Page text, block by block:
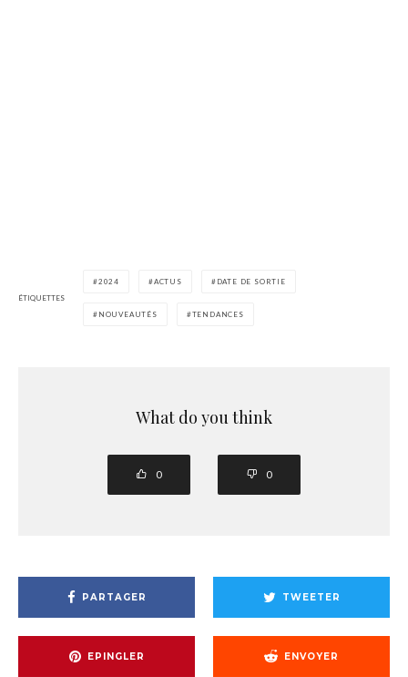
ÉTIQUETTES
2024 ACTUS DATE DE SORTIE
NOUVEAUTÉS TENDANCES
What do you think
0 0
PARTAGER TWEETER
EPINGLER ENVOYER